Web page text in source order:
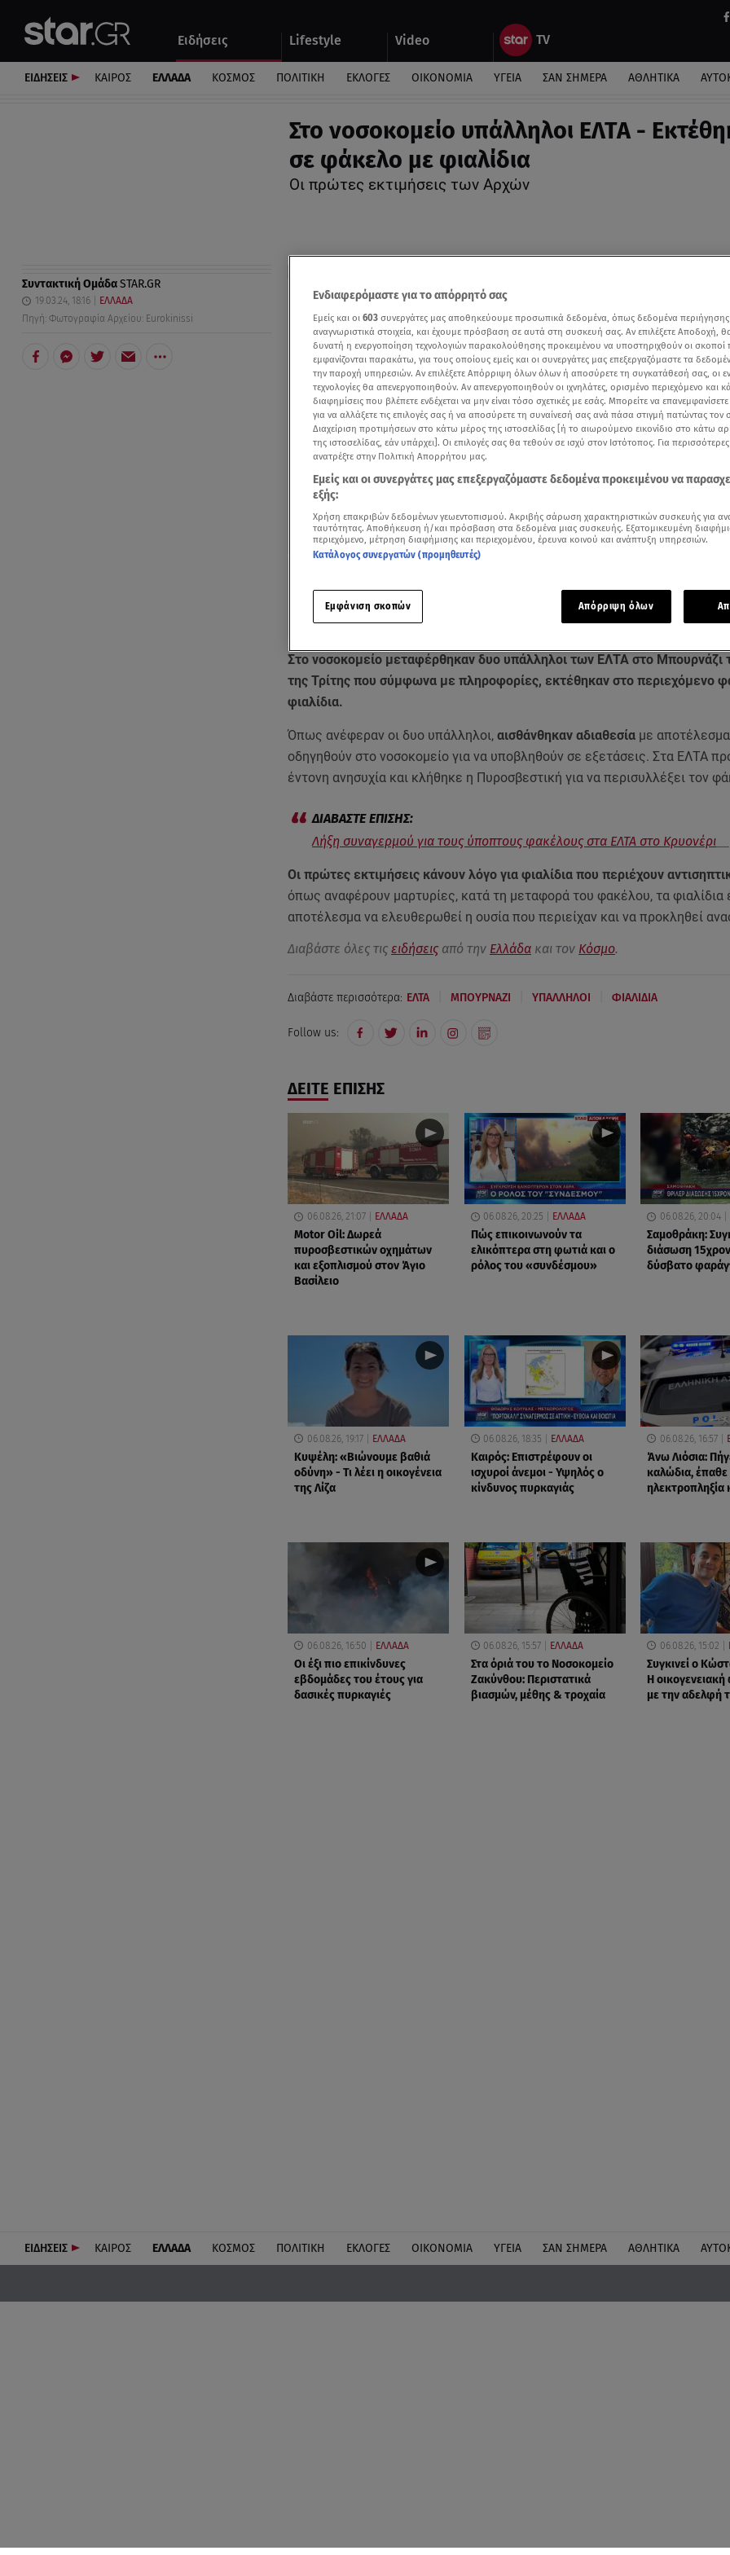
Ειδήσεις Lifestyle Video
Αυτοκίνητο
ΕΙΔΗΣΕΙΣ ΚΑΙΡΟΣ ΕΛΛΑΔΑ ΚΟΣΜΟΣ ΠΟΛΙΤΙΚΗ ΕΚΛΟΓΕΣ ΟΙΚΟΝΟΜΙΑ ΥΓΕΙΑ ΣΑΝ ΣΗΜΕΡΑ ΑΘΛΗΤΙΚΑ
Στο νοσοκομείο υπάλληλοι ΕΛΤΑ -
σε φάκελο με φιαλίδια
Οι πρώτες εκτιμήσεις των Αρχών
Συντακτική ΟμάδαSTAR.GR
19.03.24, 18:16
ΕΛΛΑΔΑ
Πηγή: Φωτογραφία Αρχείου: Eurokinissi
Add star.gr on Google
Στο νοσοκομείο μεταφέρθηκαν δυο υπάλληλοι των ΕΛΤΑ στο Μπουρνάζι
της Τρίτης που σύμφωνα με πληροφορίες, εκτέθηκαν στο περιεχόμενο
φιαλίδια.
Όπως ανέφεραν οι δυο υπάλληλοι, αισθάνθηκαν αδιαθεσίαμε
οδηγηθούν στο νοσοκομείο για να υποβληθούν σε εξετάσεις. Στα ΕΛΤΑ
έντονη ανησυχία και κλήθηκε η Πυροσβεστική για να περισυλλέξει τον
Λήξη συναγερμού για τους ύποπτους φακέλους στα ΕΛΤΑ στο Κρυονέρι
Οι πρώτες εκτιμήσεις κάνουν λόγο για φιαλίδια που περιέχουν
όπως αναφέρουν μαρτυρίες, κατά τη μεταφορά του φακέλου, τα φιαλίδια
αποτέλεσμα να ελευθερωθεί η ουσία που περιείχαν και να προκληθεί
Διαβάστε όλες τις ειδήσειςαπό την Ελλάδακαι τον Κόσμο.
Διαβάστε περισσότερα: ΕΛΤΑ ΜΠΟΥΡΝΑΖΙ ΥΠΑΛΛΗΛΟΙ ΦΙΑΛΙΔΙΑ
Follow us:
ΔΕΙΤΕ ΕΠΙΣΗΣ
06.08.26, 21:07 ΕΛΛΑΔΑ
Motor Oil: Δωρεά
πυροσβεστικών οχημάτων
και εξοπλισμού στον Άγιο
Βασίλειο
06.08.26, 20:25 ΕΛΛΑΔΑ
Πώς επικοινωνούν τα
ελικόπτερα στη φωτιά και ο
ρόλος του «συνδέσμου»
06.08.26, 20:04
Σαμοθράκη:
διάσωση
δύσβατο
06.08.26, 19:17 ΕΛΛΑΔΑ
Κυψέλη: «Βιώνουμε βαθιά
οδύνη» - Τι λέει η οικογένεια
της Λίζα
06.08.26, 18:35 ΕΛΛΑΔΑ
Καιρός: Επιστρέφουν οι
ισχυροί άνεμοι - Υψηλός ο
κίνδυνος πυρκαγιάς
06.08.26, 16:57
Άνω Λιόσια:
καλώδια, έπαθε
ηλεκτροπληξία
06.08.26, 16:50 ΕΛΛΑΔΑ
Οι έξι πιο επικίνδυνες
εβδομάδες του έτους για
δασικές πυρκαγιές
06.08.26, 15:57 ΕΛΛΑΔΑ
Στα όριά του το Νοσοκομείο
Ζακύνθου: Περιστατικά
βιασμών, μέθης & τροχαία
06.08.26, 15:02
Συγκινεί ο
Η
με την αδελφή
ΕΙΔΗΣΕΙΣ ΚΑΙΡΟΣ ΕΛΛΑΔΑ ΚΟΣΜΟΣ ΠΟΛΙΤΙΚΗ ΕΚΛΟΓΕΣ ΟΙΚΟΝΟΜΙΑ ΥΓΕΙΑ ΣΑΝ ΣΗΜΕΡΑ ΑΘΛΗΤΙΚΑ
Ενδιαφερόμαστε για το απόρρητό σας
Εμείς και οι 603 συνεργάτες μας αποθηκεύουμε προσωπικά δεδομένα, όπως δεδομένα
αναγνωριστικά στοιχεία, και έχουμε πρόσβαση σε αυτά στη συσκευή σας. Αν επιλέξετε Αποδοχή,
δυνατή η ενεργοποίηση τεχνολογιών παρακολούθησης προκειμένου να υποστηριχθούν οι σκοποί
εμφανίζονται παρακάτω, για τους οποίους εμείς και οι συνεργάτες μας επεξεργαζόμαστε τα
την παροχή υπηρεσιών. Αν επιλέξετε Απόρριψη όλων όλων ή αποσύρετε τη συγκατάθεσή σας, οι
τεχνολογίες θα απενεργοποιηθούν. Αν απενεργοποιηθούν οι ιχνηλάτες, ορισμένο περιεχόμενο και
διαφημίσεις που βλέπετε ενδέχεται να μην είναι τόσο σχετικές με εσάς. Μπορείτε να
για να αλλάξετε τις επιλογές σας ή να αποσύρετε τη συναίνεσή σας ανά πάσα στιγμή πατώντας τον
Διαχείριση προτιμήσεων στο κάτω μέρος της ιστοσελίδας [ή το αιωρούμενο εικονίδιο στο κάτω
της ιστοσελίδας, εάν υπάρχει]. Οι επιλογές σας θα τεθούν σε ισχύ στον Ιστότοπος. Για
ανατρέξτε στην Πολιτική Απορρήτου μας.
Εμείς και οι συνεργάτες μας επεξεργαζόμαστε δεδομένα προκειμένου να
εξής:
Χρήση επακριβών δεδομένων γεωεντοπισμού. Ακριβής σάρωση χαρακτηριστικών συσκευής για
ταυτότητας. Αποθήκευση ή/και πρόσβαση στα δεδομένα μιας συσκευής. Εξατομικευμένη
περιεχόμενο, μέτρηση διαφήμισης και περιεχομένου, έρευνα κοινού και ανάπτυξη υπηρεσιών.
Κατάλογος συνεργατών (προμηθευτές)
Εμφάνιση σκοπών Απόρριψη όλων